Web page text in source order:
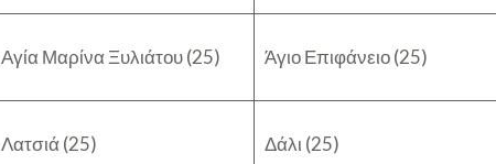
Αγία Μαρίνα Ξυλιάτου (25) Άγιο Επιφάνειο (25)
Λατσιά (25) Δάλι (25)